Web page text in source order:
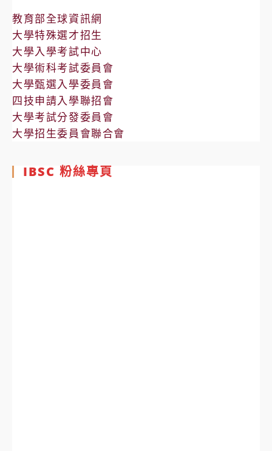
教育部全球資訊網
大學特殊選才招生
大學入學考試中心
大學術科考試委員會
大學甄選入學委員會
四技申請入學聯招會
大學考試分發委員會
大學招生委員會聯合會
IBSC 粉絲專頁